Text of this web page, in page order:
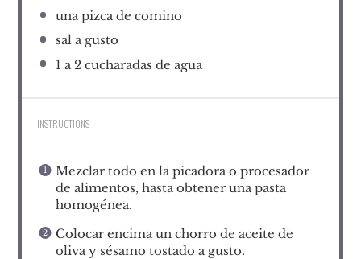
una pizca de comino
sal a gusto
1 a 2 cucharadas de agua
INSTRUCTIONS
Mezclar todo en la picadora o procesador
de alimentos, hasta obtener una pasta
homogénea.
Colocar encima un chorro de aceite de
oliva y sésamo tostado a gusto.